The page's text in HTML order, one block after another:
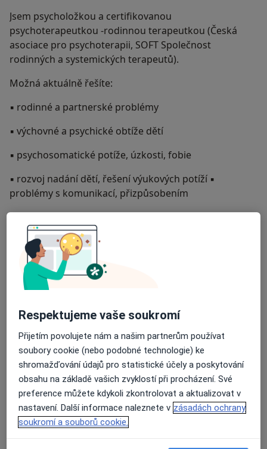
Jsem psycholožkou a certifikovanou
psychoterapeutkou -rodinnou terapeutkou (Česká
asociace pro psychoterapii, SOFT Společnost
rodinných a systemických terapeutů).
Možná aktuálně řešíte:
▪ rodinné a partnerské problémy
▪ výchovné a psychické obtíže dětí
▪ psychosomatické potíže, úzkosti, fobie
▪ rozvoj nadání dětí, řešení výukových potíží ▪
problémy s komunikací, přizpůsobením
se orientovat na Vaše silné stránky, hledat možnosti
změn.
Praxe: Absolvovala jsem magisterský program
psychologie a speciální pedagogiky na Univerzitě
Karlově a pětiletý komplexní psychoterapeutický výcvik
v Rodinné a systemické terapii (Institut rodinné terapie
FN Motol) a mnoho dalších kurzů věnovaných
psychodiagnostice, poradenství a terapeutickým
dovednostem.
Jsem akreditovanou členkou České asociace pro
psychoterapii a Společnosti systemických a rodinných
terapeutů.
Respektujeme vaše soukromí
Přijetím povolujete nám a našim partnerům používat
soubory cookie (nebo podobné technologie) ke
shromažďování údajů pro statistické účely a poskytování
obsahu na základě vašich zvyklostí při procházení. Své
preference můžete kdykoli zkontrolovat a aktualizovat v
nastavení. Další informace naleznete v zásadách ochrany
soukromí a souborů cookie.